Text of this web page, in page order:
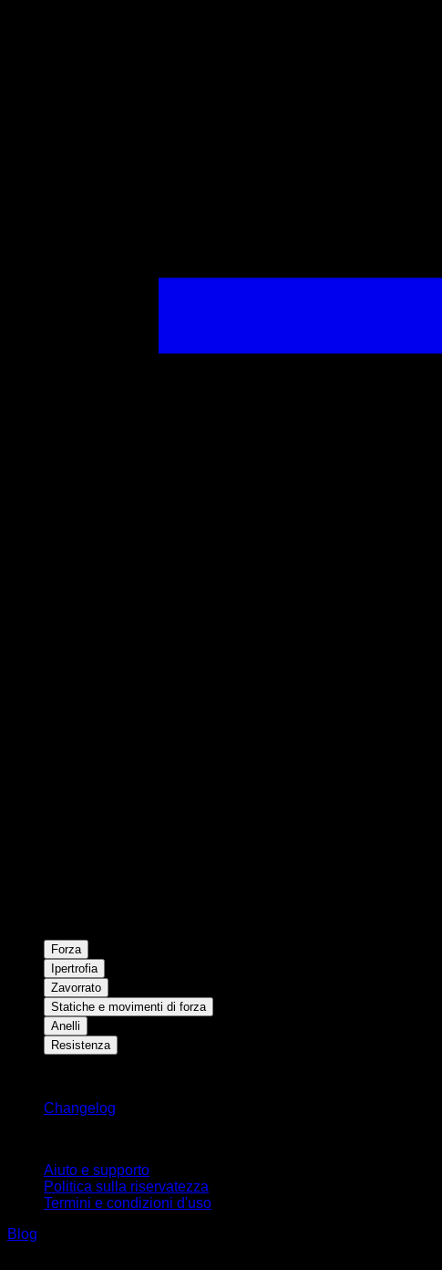
Forza
Ipertrofia
Zavorrato
Statiche e movimenti di forza
Anelli
Resistenza
Changelog
Aiuto e supporto
Politica sulla riservatezza
Termini e condizioni d'uso
Blog